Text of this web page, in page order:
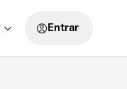
Entrar